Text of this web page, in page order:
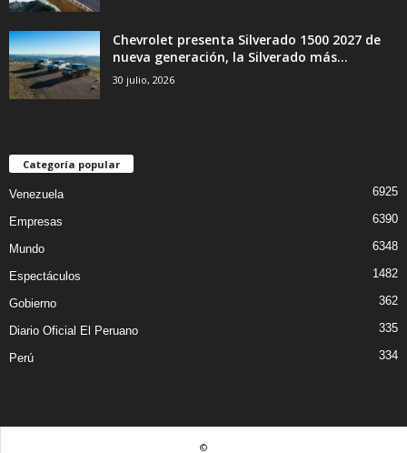
Chevrolet presenta Silverado 1500 2027 de
nueva generación, la Silverado más...
30 julio, 2026
Categoría popular
Venezuela 6925
Empresas 6390
Mundo 6348
Espectáculos 1482
Gobierno 362
Diario Oficial El Peruano 335
Perú 334
©